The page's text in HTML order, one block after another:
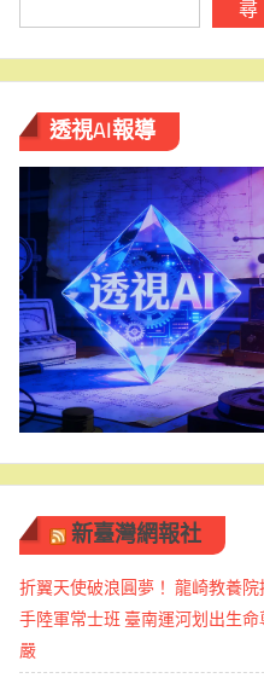
尋
透視AI報導
新臺灣網報社
折翼天使破浪圓夢！ 龍崎教養院
手陸軍常士班 ​臺南運河划出生命
嚴